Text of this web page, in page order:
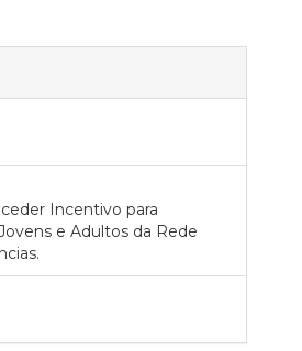
Incentivo para
e Adultos da Rede